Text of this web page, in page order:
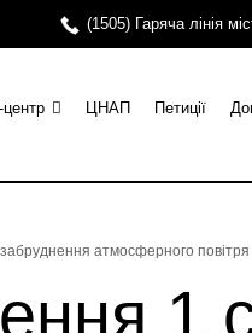
(1505) Гаряча лінія
ЦНАП Петиції
атмосферного повітря
1